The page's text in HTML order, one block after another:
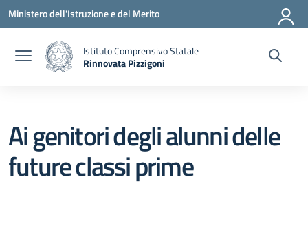
Vai ai contenuti
Vai al menu di navigazione
Vai al footer
Ministero dell'Istruzione e del Merito
Istituto Comprensivo Statale
Rinnovata Pizzigoni
Ai genitori degli alunni delle
future classi prime